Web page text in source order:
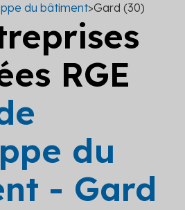
du bâtiment>Gard (30)
RGE
du
- Gard